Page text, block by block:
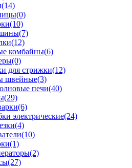
(14)
(0)
(10)
(7)
(12)
комбайны(6)
(0)
для стрижки(12)
швейные(3)
печи(40)
(29)
(6)
электрические(24)
(4)
(10)
(1)
(2)
(27)